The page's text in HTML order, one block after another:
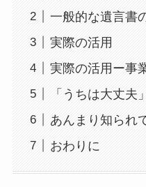
一般的な遺言書
実際の活用
実際の活用ー事
「うちは大丈夫
あんまり知られ
おわりに